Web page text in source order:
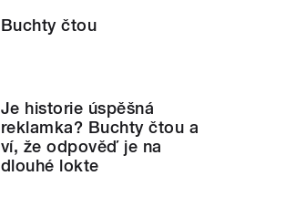
Buchty čtou
Je historie úspěšná
reklamka? Buchty čtou a
ví, že odpověď je na
dlouhé lokte